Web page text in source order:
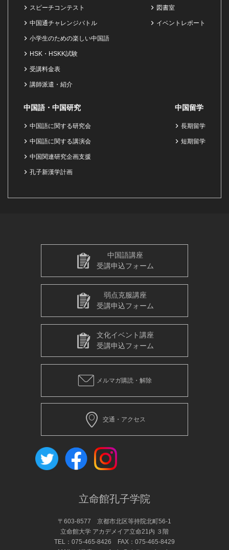
スピーチコンテスト
中国通チャレンジバトル
小学生のための楽しい中国語
HSK・HSKK試験
受講料金表
講師派遣・紹介
図書室
イベントレポート
中国語・中国研究
中国語に関する研究会
中国語に関する講演会
中国関連研究企画支援
孔子新漢学計画
中国留学
長期留学
短期留学
中国語講座
受講申込フォーム
弱点克服講座
受講申込フォーム
文化イベント講座
受講申込フォーム
メルマガ購読・解除
交通・アクセス
立命館孔子学院
〒603-8577 京都市北区等持院北町56-1
立命館大学 アカデメイア立命21内 ３階
TEL： 075-465-8426 FAX：075-465-8429